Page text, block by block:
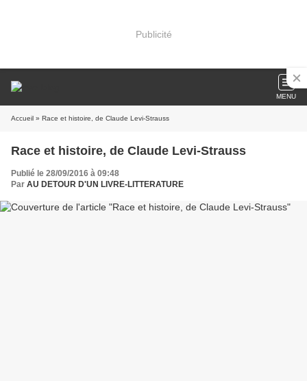
Publicité
MENU
Accueil » Race et histoire, de Claude Levi-Strauss
Race et histoire, de Claude Levi-Strauss
Publié le 28/09/2016 à 09:48
Par AU DETOUR D'UN LIVRE-LITTERATURE